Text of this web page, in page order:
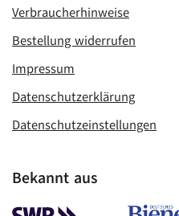
Verbraucherhinweise
Bestellung widerrufen
Impressum
Datenschutzerklärung
Datenschutzeinstellungen
Bekannt aus